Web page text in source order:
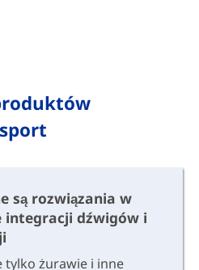
są rozwiązania w
integracji dźwigów i
tylko żurawie i inne